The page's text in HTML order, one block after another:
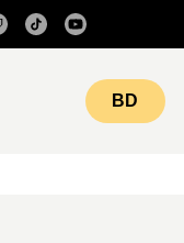
CONTENU
BD